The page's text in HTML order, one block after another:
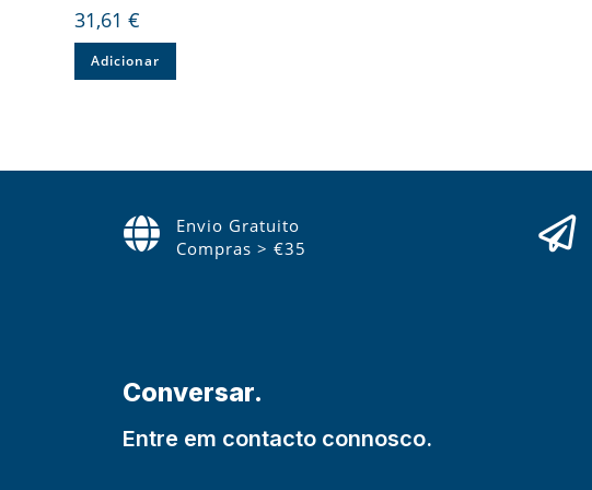
31,61€
Adicionar
Envio Gratuito
Compras > €35
Conversar.
Entre em contacto connosco.